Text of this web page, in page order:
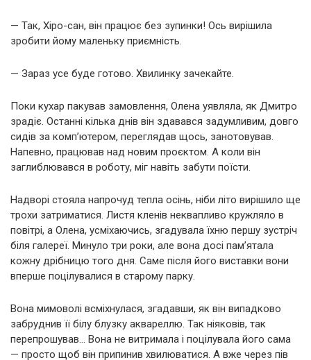
— Так, Хіро-сан, він працює без зупинки! Ось вирішила
зробити йому маленьку приємність.
— Зараз усе буде готово. Хвилинку зачекайте.
Поки кухар пакував замовлення, Олена уявляла, як Дмитро
зрадіє. Останні кілька днів він здавався задумливим, довго
сидів за комп’ютером, переглядав щось, занотовував.
Напевно, працював над новим проєктом. А коли він
заглиблювався в роботу, міг навіть забути поїсти.
Надворі стояла напрочуд тепла осінь, ніби літо вирішило ще
трохи затриматися. Листя кленів неквапливо кружляло в
повітрі, а Олена, усміхаючись, згадувала їхню першу зустріч
біля галереї. Минуло три роки, але вона досі пам’ятала
кожну дрібницю того дня. Саме після його виставки вони
вперше поцілувалися в старому парку.
Вона мимоволі всміхнулася, згадавши, як він випадково
забруднив її білу блузку аквареллю. Так ніяковів, так
перепрошував… Вона не витримала і поцілувала його сама
— просто щоб він припинив хвилюватися. А вже через пів